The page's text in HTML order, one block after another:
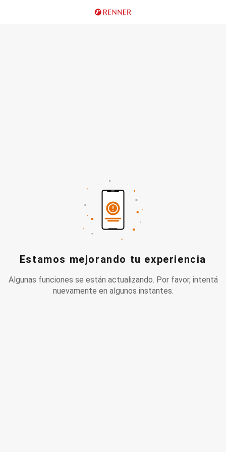
Estamos mejorando tu experiencia
Algunas funciones se están actualizando. Por favor, intentá
nuevamente en algunos instantes.